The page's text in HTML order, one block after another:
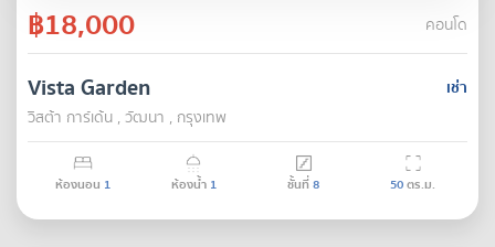
฿18,000 คอนโด
เช่า
Vista Garden
วิสต้า การ์เด้น , วัฒนา , กรุงเทพ
ห้องนอน 1 ห้องน้ำ 1 ชั้นที่8 50ตร.ม.